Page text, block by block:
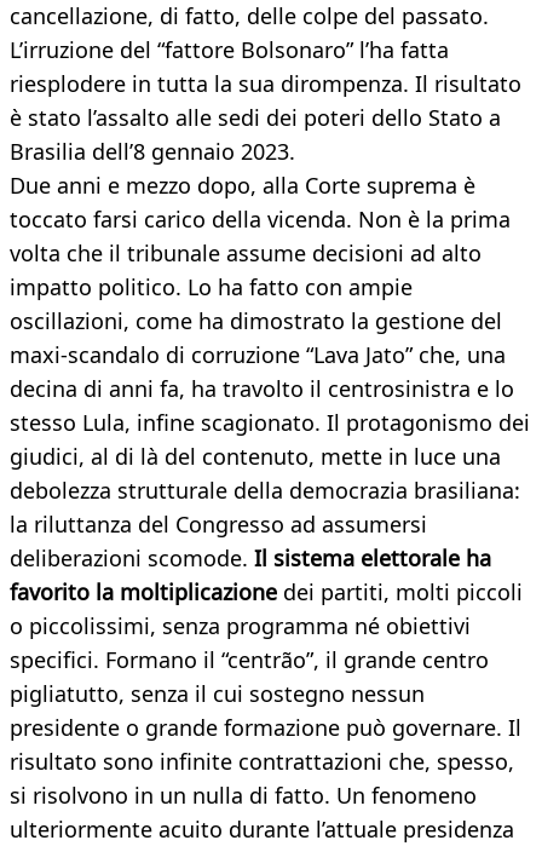
cancellazione, di fatto, delle colpe del passato.
L’irruzione del “fattore Bolsonaro” l’ha fatta
riesplodere in tutta la sua dirompenza. Il risultato
è stato l’assalto alle sedi dei poteri dello Stato a
Brasilia dell’8 gennaio 2023.
Due anni e mezzo dopo, alla Corte suprema è
toccato farsi carico della vicenda. Non è la prima
volta che il tribunale assume decisioni ad alto
impatto politico. Lo ha fatto con ampie
oscillazioni, come ha dimostrato la gestione del
maxi-scandalo di corruzione “Lava Jato” che, una
decina di anni fa, ha travolto il centrosinistra e lo
stesso Lula, infine scagionato. Il protagonismo dei
giudici, al di là del contenuto, mette in luce una
debolezza strutturale della democrazia brasiliana:
la riluttanza del Congresso ad assumersi
deliberazioni scomode. Il sistema elettorale ha
favorito la moltiplicazione dei partiti, molti piccoli
o piccolissimi, senza programma né obiettivi
specifici. Formano il “centrão”, il grande centro
pigliatutto, senza il cui sostegno nessun
presidente o grande formazione può governare. Il
risultato sono infinite contrattazioni che, spesso,
si risolvono in un nulla di fatto. Un fenomeno
ulteriormente acuito durante l’attuale presidenza